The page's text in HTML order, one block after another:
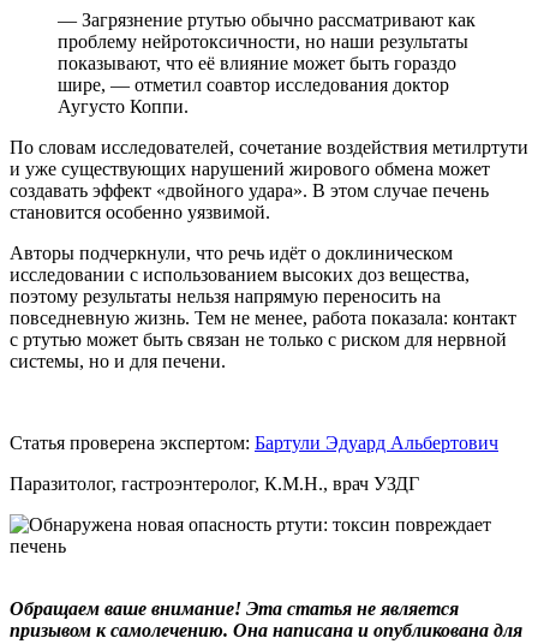
— Загрязнение ртутью обычно рассматривают как
проблему нейротоксичности, но наши результаты
показывают, что её влияние может быть гораздо
шире, — отметил соавтор исследования доктор
Аугусто Коппи.
По словам исследователей, сочетание воздействия метилртути
и уже существующих нарушений жирового обмена может
создавать эффект «двойного удара». В этом случае печень
становится особенно уязвимой.
Авторы подчеркнули, что речь идёт о доклиническом
исследовании с использованием высоких доз вещества,
поэтому результаты нельзя напрямую переносить на
повседневную жизнь. Тем не менее, работа показала: контакт
с ртутью может быть связан не только с риском для нервной
системы, но и для печени.
Статья проверена экспертом: Бартули Эдуард Альбертович
Паразитолог, гастроэнтеролог, К.М.Н., врач УЗДГ
Обращаем ваше внимание! Эта статья не является
призывом к самолечению. Она написана и опубликована для